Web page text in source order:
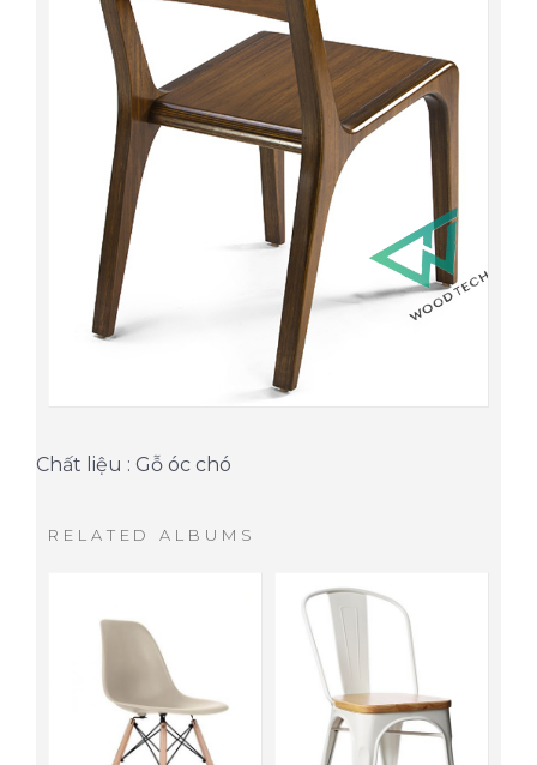
Chất liệu : Gỗ óc chó
RELATED ALBUMS